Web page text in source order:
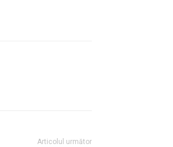
Articolul următor